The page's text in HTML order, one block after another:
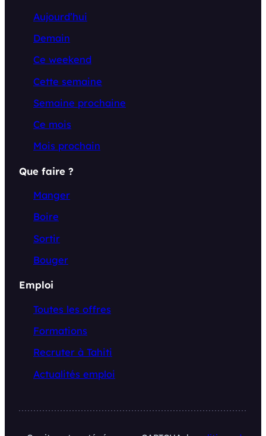
Aujourd’hui
Demain
Ce weekend
Cette semaine
Semaine prochaine
Ce mois
Mois prochain
Que faire ?
Manger
Boire
Sortir
Bouger
Emploi
Toutes les offres
Formations
Recruter à Tahiti
Actualités emploi